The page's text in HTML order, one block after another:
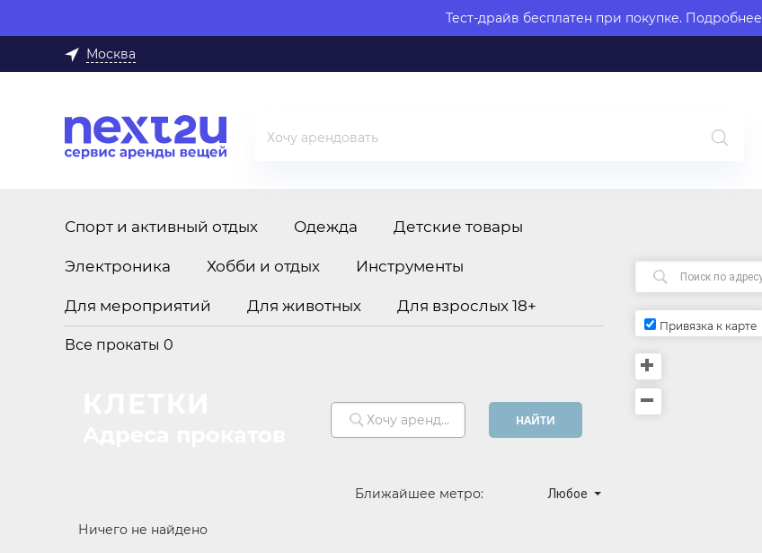
Тест-драйв бесплатен при покупке. Подробнее
Москва
Спорт и активный отдых Одежда Детские товары
Электроника Хобби и отдых Инструменты
Для мероприятий Для животных Для взрослых 18+
Все прокаты 0
НАЙТИ
Хочу арендовать...
Ближайшее метро: Любое
Ничего не найдено
Привязка к карте